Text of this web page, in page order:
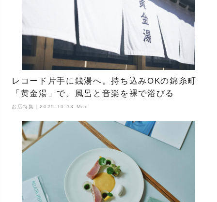
レコード片手に銭湯へ。持ち込みOKの錦糸町
「黄金湯」で、風呂と音楽を裸で浴びる
お店特集｜2025.10.13 Mon